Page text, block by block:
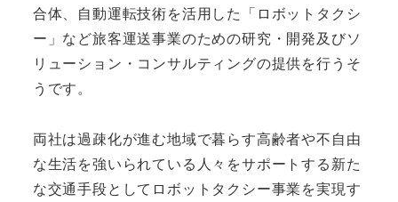
合体、自動運転技術を活用した「ロボットタクシ
ー」など旅客運送事業のための研究・開発及びソ
リューション・コンサルティングの提供を行うそ
うです。
両社は過疎化が進む地域で暮らす高齢者や不自由
な生活を強いられている人々をサポートする新た
な交通手段としてロボットタクシー事業を実現す